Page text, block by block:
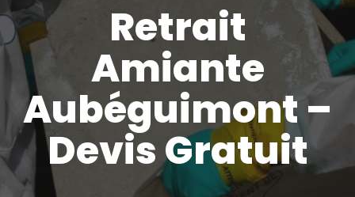
Retrait
Amiante
Aubéguimont –
Devis Gratuit